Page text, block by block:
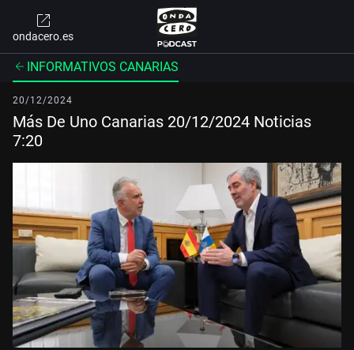
ondacero.es
INFORMATIVOS CANARIAS
20/12/2024
Más De Uno Canarias 20/12/2024 Noticias
7:20